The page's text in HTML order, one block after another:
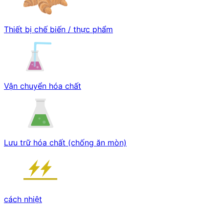
Thiết bị chế biến / thực phẩm
Vận chuyển hóa chất
Lưu trữ hóa chất (chống ăn mòn)
cách nhiệt